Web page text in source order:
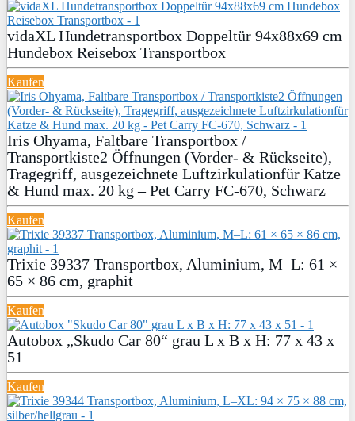
vidaXL Hundetransportbox Doppeltür 94x88x69 cm
Hundebox Reisebox Transportbox
Kaufen
Iris Ohyama, Faltbare Transportbox /
Transportkiste2 Öffnungen (Vorder- & Rückseite),
Tragegriff, ausgezeichnete Luftzirkulationfür Katze
& Hund max. 20 kg – Pet Carry FC-670, Schwarz
Kaufen
Trixie 39337 Transportbox, Aluminium, M–L: 61 ×
65 × 86 cm, graphit
Kaufen
Autobox „Skudo Car 80“ grau L x B x H: 77 x 43 x
51
Kaufen